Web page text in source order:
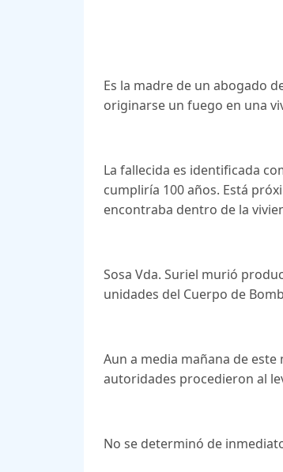
Es la madre de un abogado
originarse un fuego en una
La fallecida es identificada
cumpliría 100 años. Está
encontraba dentro de la
Sosa Vda. Suriel murió
unidades del Cuerpo de
Aun a media mañana de
autoridades procedieron al
No se determinó de